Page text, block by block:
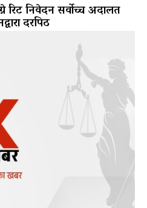
रिट निवेदन सर्वोच्च अदालत
दरपिठ